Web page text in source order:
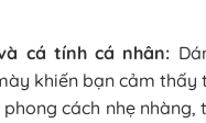
cá tính cá nhân:
khiến bạn cảm thấy
cách nhẹ nhàng,